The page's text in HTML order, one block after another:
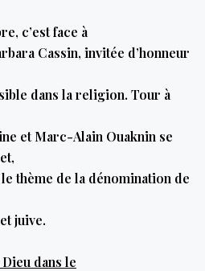
c’est face à
Cassin, invitée d’honneur
dans la religion. Tour à
et Marc-Alain Ouaknin se
thème de la dénomination de
juive.
dans le